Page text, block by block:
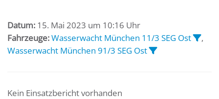
Datum: 15. Mai 2023 um 10:16 Uhr
Fahrzeuge:Wasserwacht München 11/3 SEG Ost
,
Wasserwacht München 91/3 SEG Ost
Kein Einsatzbericht vorhanden